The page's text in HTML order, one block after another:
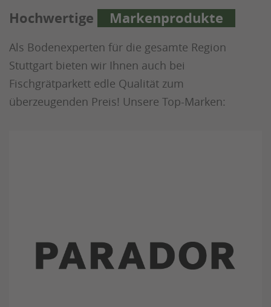
Hochwertige Markenprodukte
Als Bodenexperten für die gesamte Region
Stuttgart bieten wir Ihnen auch bei
Fischgrätparkett edle Qualität zum
überzeugenden Preis! Unsere Top-Marken: